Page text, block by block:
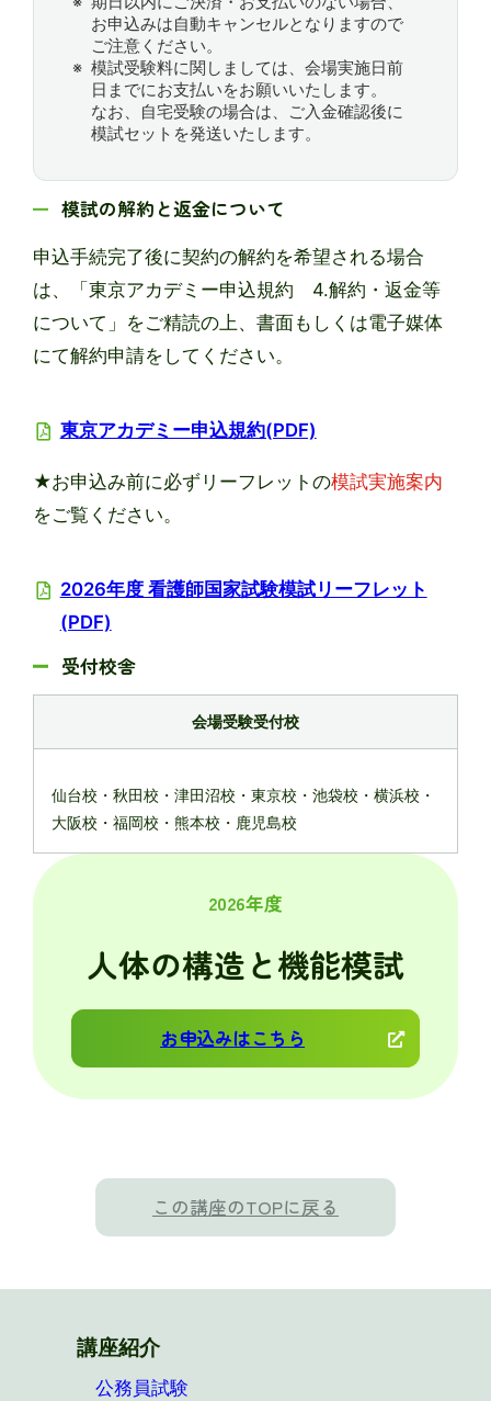
お申込みは自動キャンセルとなりますので
ご注意ください。
模試受験料に関しましては、会場実施日前
日までにお支払いをお願いいたします。
なお、自宅受験の場合は、ご入金確認後に
模試セットを発送いたします。
模試の解約と返金について
申込手続完了後に契約の解約を希望される場合
は、「東京アカデミー申込規約 4.解約・返金等
について」をご精読の上、書面もしくは電子媒体
にて解約申請をしてください。
東京アカデミー申込規約(PDF)
★お申込み前に必ずリーフレットの模試実施案内
をご覧ください。
2026年度 看護師国家試験模試リーフレット
(PDF)
受付校舎
会場受験受付校
仙台校・秋田校・津田沼校・東京校・池袋校・横浜校・
大阪校・福岡校・熊本校・鹿児島校
2026年度
人体の構造と機能模試
お申込みはこちら
この講座のTOPに戻る
講座紹介
公務員試験